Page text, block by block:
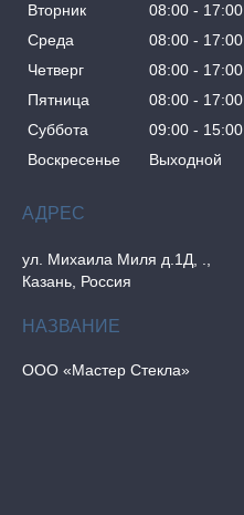
Вторник
08:00
17:00
Среда
08:00
17:00
Четверг
08:00
17:00
Пятница
08:00
17:00
Суббота
09:00
15:00
Воскресенье
Выходной
ул. Михаила Миля д.1Д, .,
Казань, Россия
ООО «Мастер Стекла»